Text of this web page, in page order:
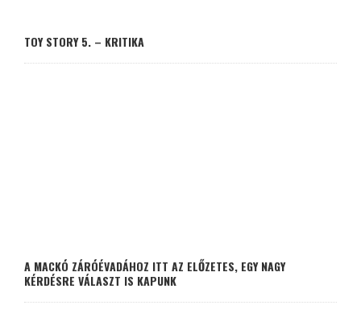
TOY STORY 5. – KRITIKA
A MACKÓ ZÁRÓÉVADÁHOZ ITT AZ ELŐZETES, EGY NAGY
KÉRDÉSRE VÁLASZT IS KAPUNK